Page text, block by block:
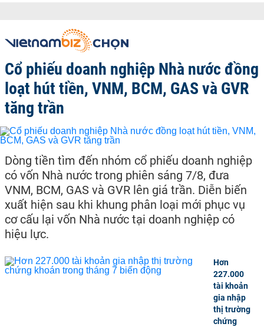
Cổ phiếu doanh nghiệp Nhà nước đồng
loạt hút tiền, VNM, BCM, GAS và GVR
tăng trần
Dòng tiền tìm đến nhóm cổ phiếu doanh nghiệp
có vốn Nhà nước trong phiên sáng 7/8, đưa
VNM, BCM, GAS và GVR lên giá trần. Diễn biến
xuất hiện sau khi khung phân loại mới phục vụ
cơ cấu lại vốn Nhà nước tại doanh nghiệp có
hiệu lực.
Hơn
227.000
tài khoản
gia nhập
thị trường
chứng